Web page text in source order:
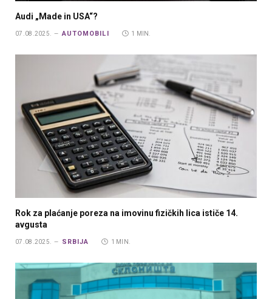
Audi „Made in USA“?
07.08.2025. AUTOMOBILI 1 MIN.
Rok za plaćanje poreza na imovinu fizičkih lica ističe 14.
avgusta
07.08.2025. SRBIJA 1 MIN.